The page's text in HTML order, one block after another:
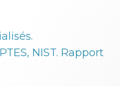
NIST. Rapport